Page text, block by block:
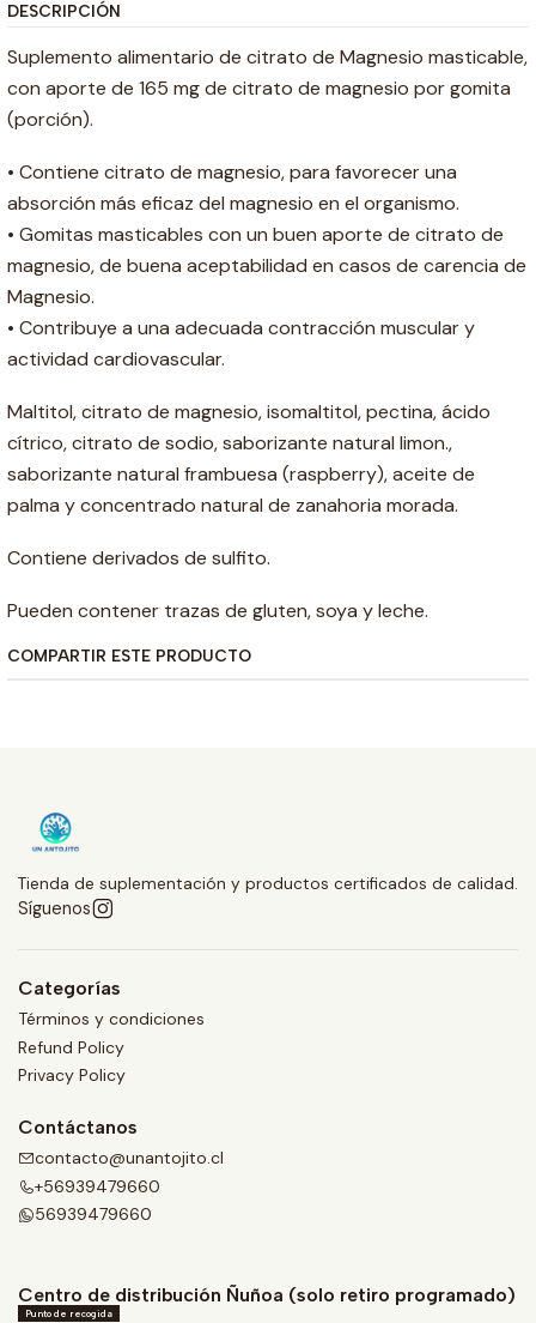
DESCRIPCIÓN
Suplemento alimentario de citrato de Magnesio masticable,
con aporte de 165 mg de citrato de magnesio por gomita
(porción).
• Contiene citrato de magnesio, para favorecer una
absorción más eficaz del magnesio en el organismo.
• Gomitas masticables con un buen aporte de citrato de
magnesio, de buena aceptabilidad en casos de carencia de
Magnesio.
• Contribuye a una adecuada contracción muscular y
actividad cardiovascular.
Maltitol, citrato de magnesio, isomaltitol, pectina, ácido
cítrico, citrato de sodio, saborizante natural limon.,
saborizante natural frambuesa (raspberry), aceite de
palma y concentrado natural de zanahoria morada.
Contiene derivados de sulfito.
Pueden contener trazas de gluten, soya y leche.
COMPARTIR ESTE PRODUCTO
Tienda de suplementación y productos certificados de calidad.
Síguenos
Categorías
Términos y condiciones
Refund Policy
Privacy Policy
Contáctanos
contacto@unantojito.cl
+56939479660
56939479660
Centro de distribución Ñuñoa (solo retiro programado)
Punto de recogida